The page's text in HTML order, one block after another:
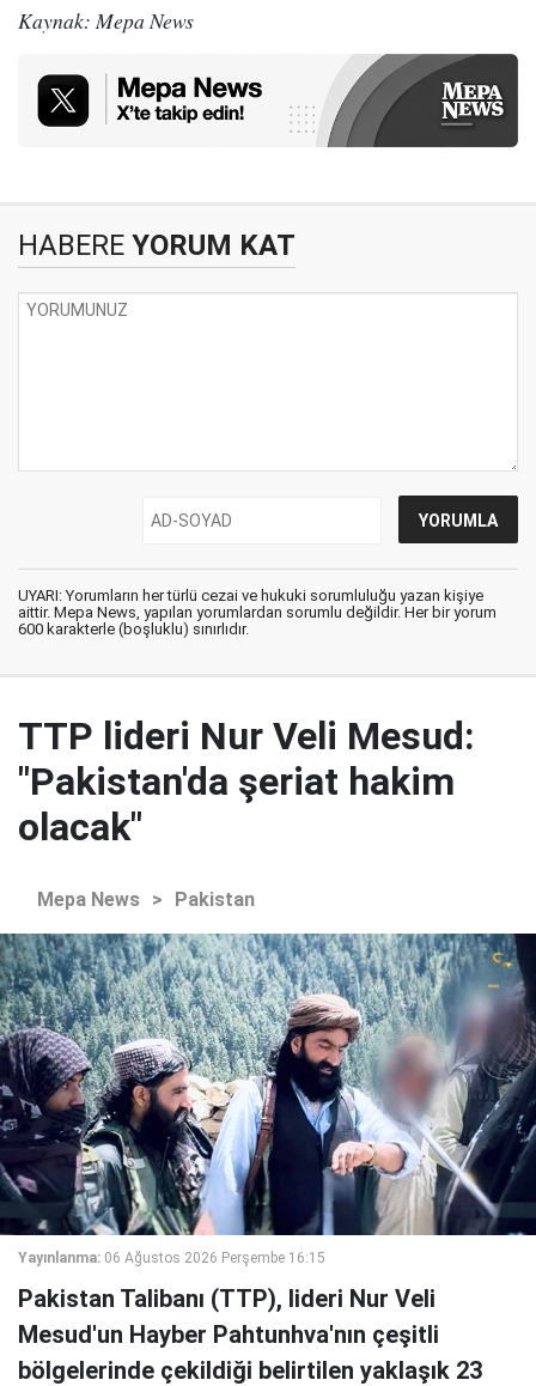
Kaynak: Mepa News
HABERE YORUM KAT
UYARI: Yorumların her türlü cezai ve hukuki sorumluluğu yazan kişiye
aittir. Mepa News, yapılan yorumlardan sorumlu değildir. Her bir yorum
600 karakterle (boşluklu) sınırlıdır.
TTP lideri Nur Veli Mesud:
"Pakistan'da şeriat hakim
olacak"
Mepa News > Pakistan
Yayınlanma: 06 Ağustos 2026 Perşembe 16:15
Pakistan Talibanı (TTP), lideri Nur Veli
Mesud'un Hayber Pahtunhva'nın çeşitli
bölgelerinde çekildiği belirtilen yaklaşık 23